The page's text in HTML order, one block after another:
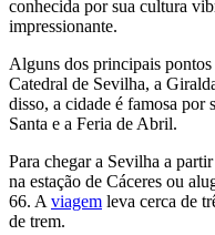
conhecida por sua cultura
impressionante.
Alguns dos principais
Catedral de Sevilha, a
disso, a cidade é famosa por
Santa e a Feria de Abril.
Para chegar a Sevilha a
na estação de Cáceres ou
66. A viagem leva cerca de
de trem.